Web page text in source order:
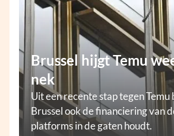
Brussel hijgt Temu
nek
Uit een recente stap tegen
Brussel ook de financiering van
platforms in de gaten houdt.